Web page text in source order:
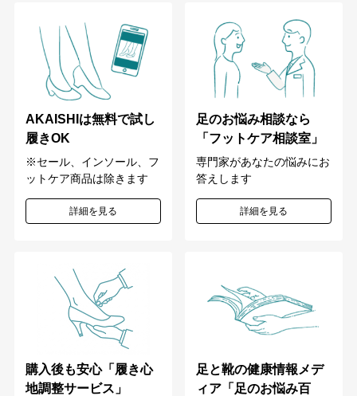
AKAISHIは無料で試し
履きOK
※セール、インソール、フ
ットケア商品は除きます
詳細を見る
足のお悩み相談なら
「フットケア相談室」
専門家があなたの悩みにお
答えします
詳細を見る
購入後も安心「履き心
地調整サービス」
足と靴の健康情報メデ
ィア「足のお悩み百